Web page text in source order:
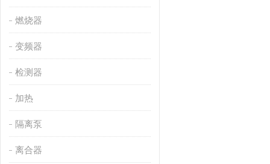
燃烧器
变频器
检测器
加热
隔离泵
离合器